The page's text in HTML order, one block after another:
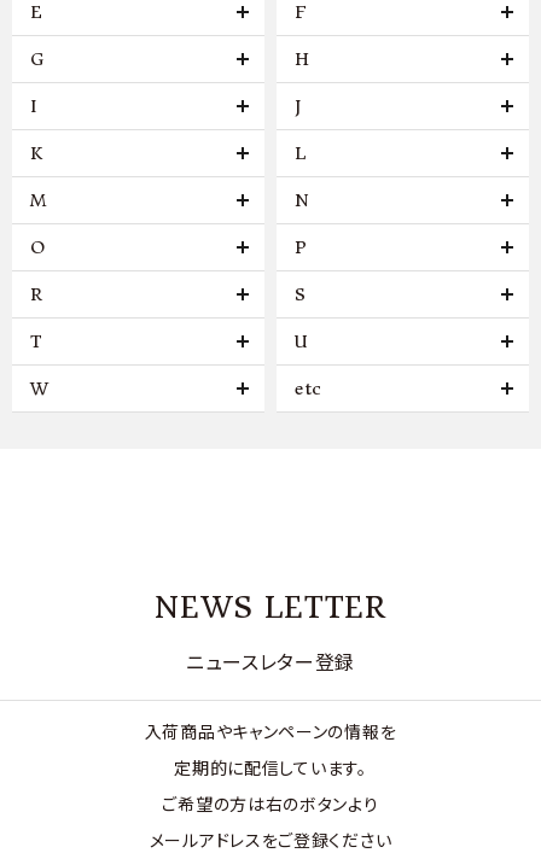
E F
G H
I J
K L
M N
O P
R S
T U
W etc
NEWS LETTER
ニュースレター登録
入荷商品やキャンペーンの情報を
定期的に配信しています。
ご希望の方は右のボタンより
メールアドレスをご登録ください